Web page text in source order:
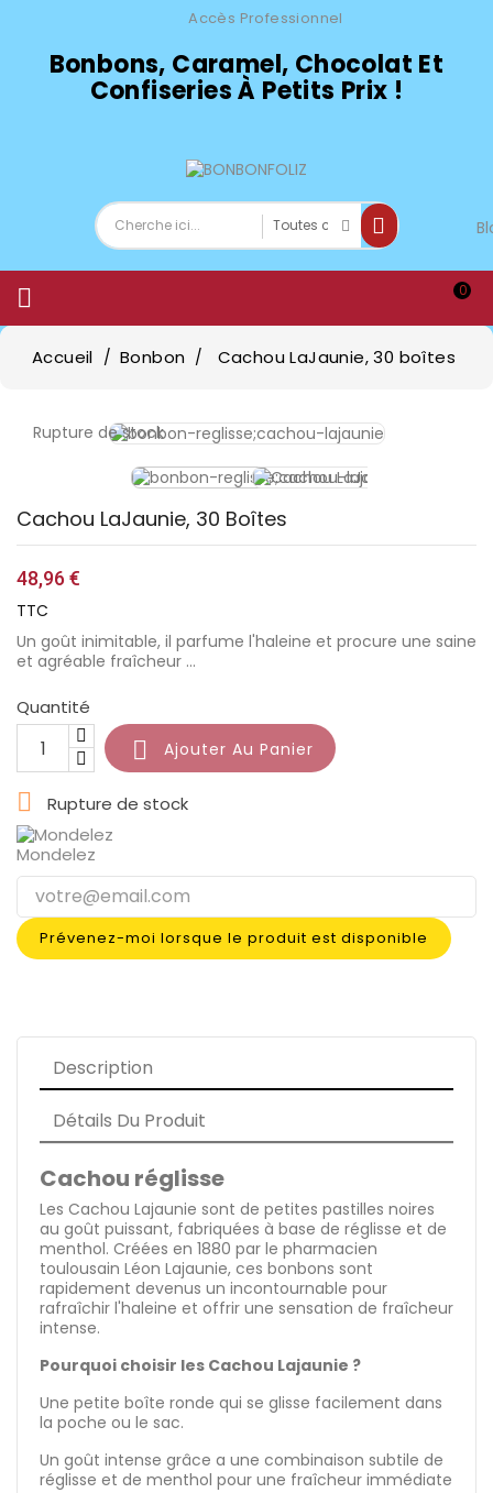
Accès Professionnel
Bonbons, Caramel, Chocolat Et
Confiseries À Petits Prix !
 0
Accueil Bonbon Cachou LaJaunie, 30 boîtes
Rupture de stock
Cachou LaJaunie, 30 Boîtes
48,96 €
TTC
Un goût inimitable, il parfume l'haleine et procure une saine
et agréable fraîcheur ...
Quantité
 Ajouter Au Panier
 Rupture de stock
Mondelez
Prévenez-moi lorsque le produit est disponible
Description
Détails Du Produit
Cachou réglisse
Les Cachou Lajaunie sont de petites pastilles noires
au goût puissant, fabriquées à base de réglisse et de
menthol. Créées en 1880 par le pharmacien
toulousain Léon Lajaunie, ces bonbons sont
rapidement devenus un incontournable pour
rafraîchir l'haleine et offrir une sensation de fraîcheur
intense.
Pourquoi choisir les Cachou Lajaunie ?
Une petite boîte ronde qui se glisse facilement dans
la poche ou le sac.
Un goût intense grâce a une combinaison subtile de
réglisse et de menthol pour une fraîcheur immédiate